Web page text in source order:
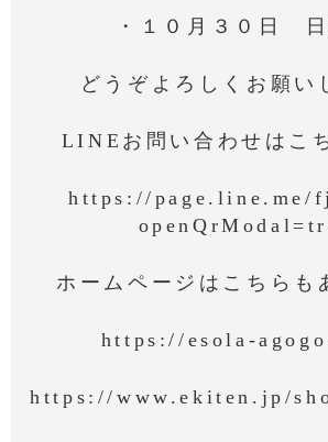
・１０月３０日 日
どうぞよろしくお願い
LINEお問い合わせはこ
https://page.line.me/
ホームページはこちらも
https://esola-
https://www.ekiten.jp/